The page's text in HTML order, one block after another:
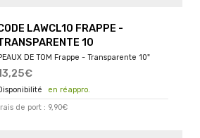
LAWCL10 FRAPPE -
10
DE TOM Frappe - Transparente 10"
en réappro.
de port : 9,90€